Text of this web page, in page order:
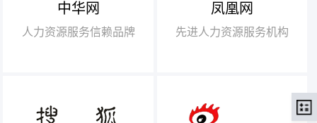
中华网
人力资源服务信赖品牌
【腾讯】“2018中国互联网
+行业领军企业奖”
【瑞方】“2018中国互联网
凤凰网
先进人力资源服务机构